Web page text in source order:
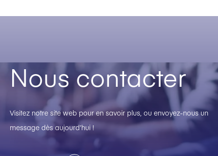
Nous contacter
Visitez notre site web pour en savoir plus, ou envoyez-nous un
message dès aujourd’hui !